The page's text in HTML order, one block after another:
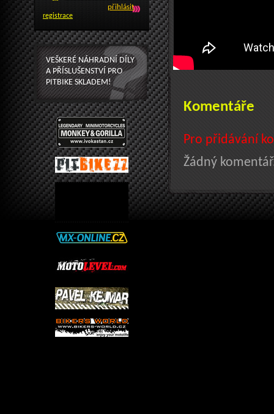
Komentáře
Pro přidávání
Žádný
registrace
VEŠKERÉ NÁHRADNÍ DÍLY
A PŘÍSLUŠENSTVÍ PRO
PITBIKE SKLADEM!